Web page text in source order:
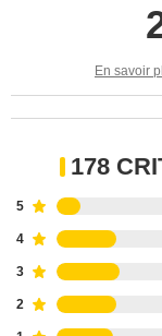
En savoir
178
5
4
3
2